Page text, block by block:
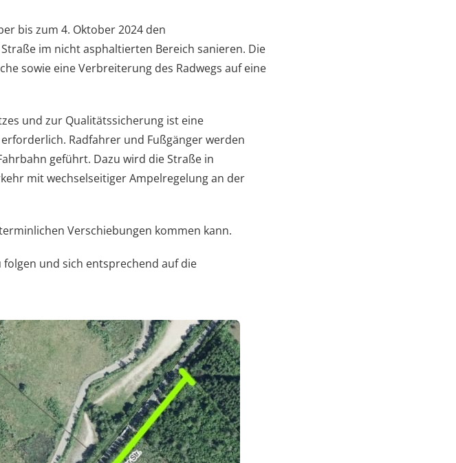
bis zum 4. Oktober 2024 den
im nicht asphaltierten Bereich sanieren. Die
sowie eine Verbreiterung des Radwegs auf eine
und zur Qualitätssicherung ist eine
Radfahrer und Fußgänger werden
geführt. Dazu wird die Straße in
mit wechselseitiger Ampelregelung an der
Verschiebungen kommen kann.
und sich entsprechend auf die